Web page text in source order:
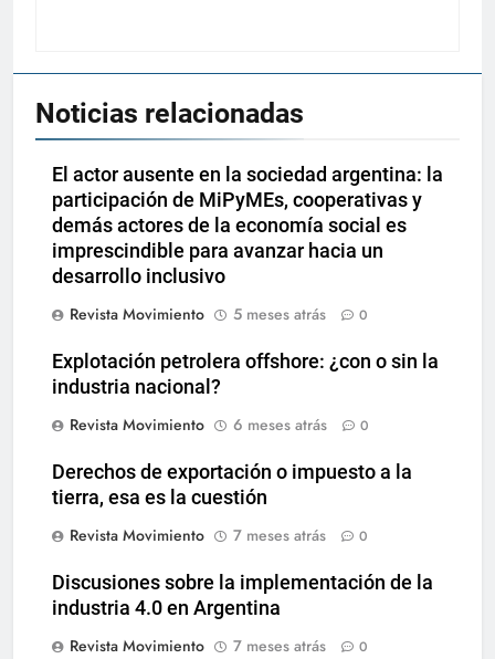
Noticias relacionadas
El actor ausente en la sociedad argentina: la
participación de MiPyMEs, cooperativas y
demás actores de la economía social es
imprescindible para avanzar hacia un
desarrollo inclusivo
Revista Movimiento
5 meses atrás 0
Explotación petrolera offshore: ¿con o sin la
industria nacional?
Revista Movimiento
6 meses atrás 0
Derechos de exportación o impuesto a la
tierra, esa es la cuestión
Revista Movimiento
7 meses atrás 0
Discusiones sobre la implementación de la
industria 4.0 en Argentina
Revista Movimiento
7 meses atrás 0